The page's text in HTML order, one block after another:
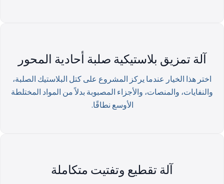
آلة تمزيق بلاستيكية صلبة أحادية المحور
اختر هذا الخيار عندما يركز المشروع على كتل البلاستيك الصلبة،
والنفايات، والمنصات، والأجزاء المصبوبة بدلاً من المواد المختلطة
الأوسع نطاقًا.
آلة تقطيع وتفتيت متكاملة